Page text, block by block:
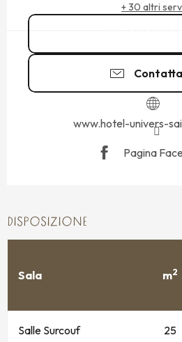
+ 30 altri
www.hotel-univers-
Pagina
DISPOSIZIONE
Sala m2
Salle Surcouf 25